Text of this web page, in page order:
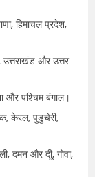
हिमाचल प्रदेश,
और उत्तर
और पश्चिम बंगाल।
केरल, पुडुचेरी,
दमन और दीू, गोवा,